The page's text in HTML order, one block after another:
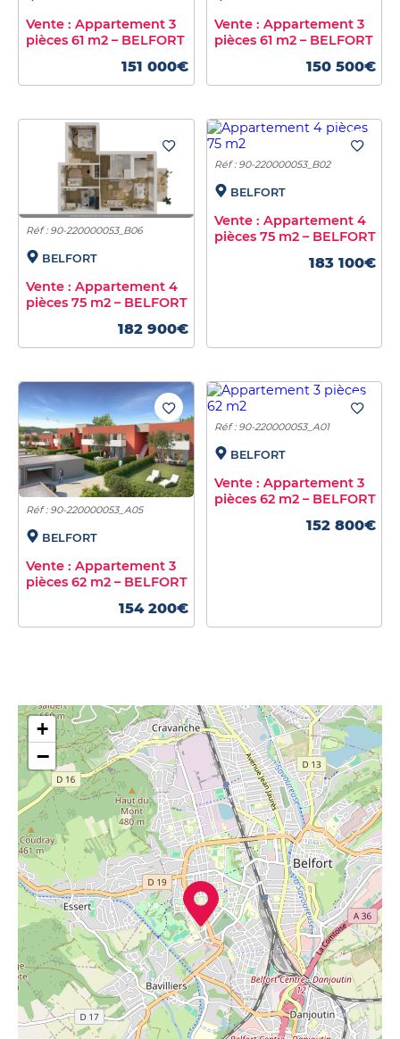
Vente : Appartement 3
pièces 61 m2 – BELFORT
151 000€
Vente : Appartement 3
pièces 61 m2 – BELFORT
150 500€
Réf : 90-220000053_B06
BELFORT
Vente : Appartement 4
pièces 75 m2 – BELFORT
182 900€
Réf : 90-220000053_B02
BELFORT
Vente : Appartement 4
pièces 75 m2 – BELFORT
183 100€
Réf : 90-220000053_A05
BELFORT
Vente : Appartement 3
pièces 62 m2 – BELFORT
154 200€
Réf : 90-220000053_A01
BELFORT
Vente : Appartement 3
pièces 62 m2 – BELFORT
152 800€
+
−